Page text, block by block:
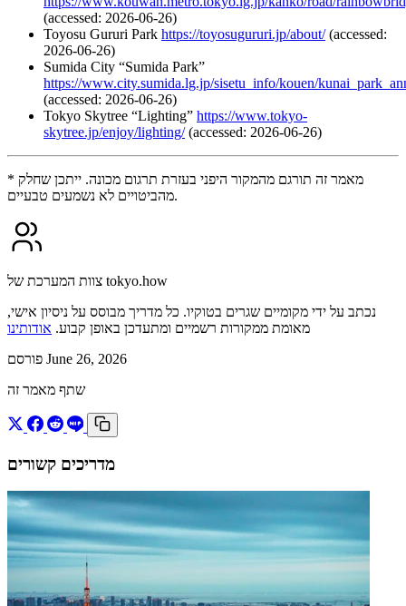
(accessed: 2026-06-26)
Toyosu Gururi Park https://toyosugururi.jp/about/(accessed:
2026-06-26)
Sumida City “Sumida Park”
https://www.city.sumida.lg.jp/sisetu_info/kouen/
(accessed: 2026-06-26)
Tokyo Skytree “Lighting” https://www.tokyo-
skytree.jp/enjoy/lighting/(accessed: 2026-06-26)
* מאמר זה תורגם מהמקור היפני בעזרת תרגום מכונה. ייתכן שחלק
מהביטויים לא נשמעים טבעיים.
צוות המערכת של tokyo.how
נכתב על ידי מקומיים שגרים בטוקיו. כל מדריך מבוסס על ניסיון אישי,
מאומת ממקורות רשמיים ומתעדכן באופן קבוע. אודותינו
פורסם June 26, 2026
שתף מאמר זה
מדריכים קשורים